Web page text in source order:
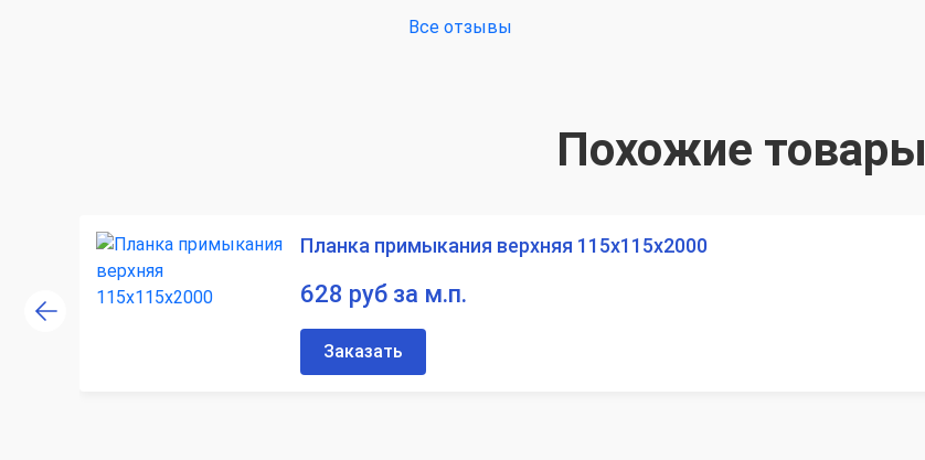
Все отзывы
Похожие товары
Планка примыкания верхняя 115х115х2000
628 руб за м.п.
Заказать